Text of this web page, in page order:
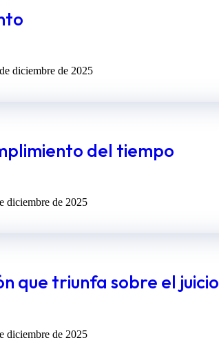
diciembre de 2025
del tiempo
diciembre de 2025
que triunfa sobre el juicio
diciembre de 2025